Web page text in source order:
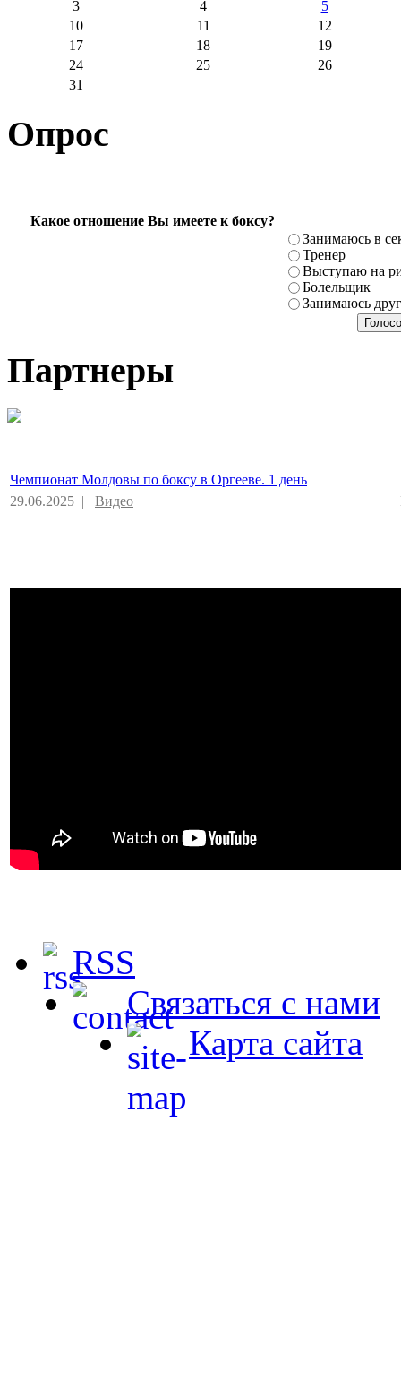
3 4
5
10
11
12
17
18
19
24
25
26
31
Опрос
Какое отношение Вы имеете к боксу?
Занимаюсь в
Тренер
Выступаю на
Болельщик
Занимаюсь
Партнеры
Чемпионат Молдовы по боксу в Оргееве. 1 день
29.06.2025 | Видео
RSS
Связаться с нами
Карта сайта